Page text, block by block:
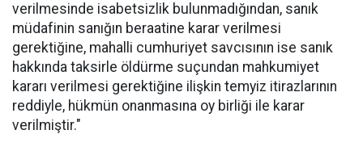
verilmesinde isabetsizlik bulunmadığından, sanık
müdafinin sanığın beraatine karar verilmesi
gerektiğine, mahalli cumhuriyet savcısının ise sanık
hakkında taksirle öldürme suçundan mahkumiyet
kararı verilmesi gerektiğine ilişkin temyiz itirazlarının
reddiyle, hükmün onanmasına oy birliği ile karar
verilmiştir."